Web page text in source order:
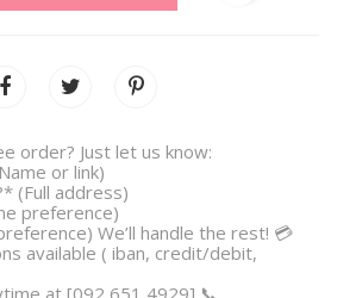
order? Just let us know:
or link)
(Full address)
preference)
We’ll handle the rest! 💳
available ( iban, credit/debit,
at [092 651 4929] 📞